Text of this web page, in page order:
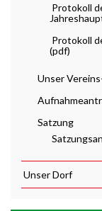
Protokoll
Protokoll
(pdf)
Unser
Satzung
Unser Dorf